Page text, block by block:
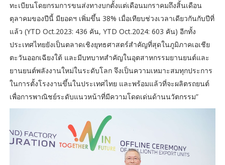
ทะเบียนโดยกรมการขนส่งทางบกตั้งแต่เดือนมกราคมถึงสิ้นเดือน
ตุลาคมของปีนี้ มียอดฯ เพิ่มขึ้น 38% เมื่อเทียบช่วงเวลาเดียวกันกับปีที่
แล้ว (YTD Oct.2023: 436 คัน, YTD Oct.2024: 603 คัน) อีกทั้ง
ประเทศไทยยังเป็นตลาดเชิงยุทธศาสตร์สำคัญที่สุดในภูมิภาคเอเชีย
ตะวันออกเฉียงใต้ และมีบทบาทสำคัญในอุตสาหกรรมยานยนต์และ
ยานยนต์พลังงานใหม่ในระดับโลก จึงเป็นความเหมาะสมทุกประการ
ในการตั้งโรงงานขึ้นในประเทศไทย และพร้อมแล้วที่จะผลิตรถยนต์
เพื่อการพาณิชย์ระดับแนวหน้าที่มีความโดดเด่นด้านนวัตกรรม”